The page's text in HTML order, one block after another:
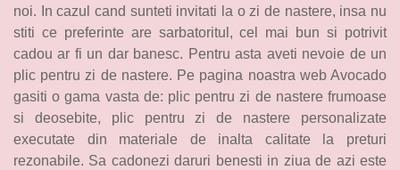
noi. In cazul cand sunteti invitati la o zi de nastere, insa nu
stiti ce preferinte are sarbatoritul, cel mai bun si potrivit
cadou ar fi un dar banesc. Pentru asta aveti nevoie de un
plic pentru zi de nastere. Pe pagina noastra web Avocado
gasiti o gama vasta de: plic pentru zi de nastere frumoase
si deosebite, plic pentru zi de nastere personalizate
executate din materiale de inalta calitate la preturi
rezonabile. Sa cadonezi daruri benesti in ziua de azi este